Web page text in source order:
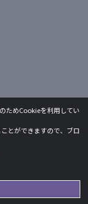
ためCookieを利用してい
とができますので、ブロ